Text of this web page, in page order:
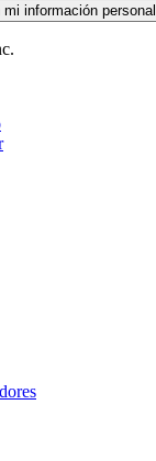
información personal